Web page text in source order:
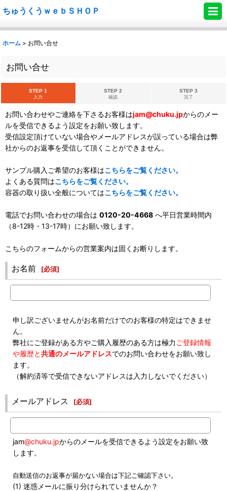
ちゅうくうｗｅｂＳＨＯＰ
ホーム > お問い合せ
お問い合せ
STEP 1
入力
STEP 2
確認
STEP 3
完了
お問い合わせやご連絡を下さるお客様はjam@chuku.jpからのメー
ルを受信できるよう設定をお願い致します。
受信設定頂けていない場合やメールアドレスが誤っている場合は弊
社からのお返事を受信して頂くことができません。
サンプル購入ご希望のお客様はこちらをご覧ください。
よくある質問はこちらをご覧ください。
容器の取り扱い全般についてはこちらをご覧ください。
電話でお問い合わせの場合は 0120-20-4668 へ平日営業時間内
（8-12時・13-17時）にお願い致します。
こちらのフォームからの営業案内は固くお断りします。
お名前 [必須]
申し訳ございませんがお名前だけでのお客様の特定はできませ
ん。
弊社にご登録がある方やご購入履歴のある方は極力 ご登録情報
や履歴と共通のメールアドレスでのお問い合わせをお願い致し
ます。
（解約済等で受信できないアドレスは入力しないでください）
メールアドレス [必須]
jam@chuku.jpからのメールを受信できるよう設定をお願い致
します。
自動送信のお返事が届かない場合は下記ご確認下さい。
(1) 迷惑メールに振り分けられていませんか？